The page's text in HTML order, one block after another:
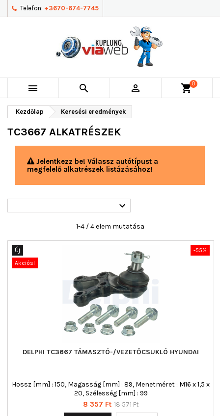
Telefon: +3670-674-7745
   shopping_cart0
Kezdőlap Keresési eredmények
TC3667 ALKATRÉSZEK
Jelentkezz be! Válassz autótípust a
megfelelő alkatrészek listázásához!

1-4 / 4 elem mutatása
-55%
Új
Akciós!
DELPHI TC3667 TÁMASZTÓ-/VEZETŐCSUKLÓ HYUNDAI
Hossz [mm] : 150, Magasság [mm] : 89, Menetméret : M16 x 1,5 x
20, Szélesség [mm] : 99
Ár
8 357 Ft Normál
18 571 Ft